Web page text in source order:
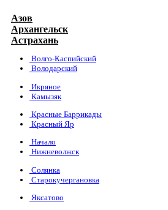
Азов
Архангельск
Астрахань
Волго-Каспийский
Володарский
Икряное
Камызяк
Красные Баррикады
Красный Яр
Начало
Нижневолжск
Солянка
Старокучергановка
Яксатово